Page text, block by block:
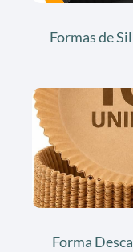
Formas de
Forma